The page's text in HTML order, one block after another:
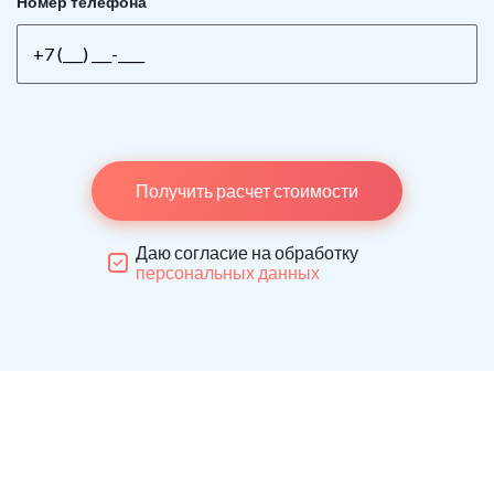
Получить расчет стоимости
Даю согласие на обработку
персональных данных